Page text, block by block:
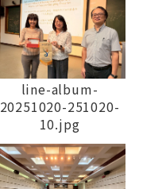
line-album-
20251020-251020-
10.jpg